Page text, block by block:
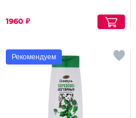
1960 ₽
Рекомендуем